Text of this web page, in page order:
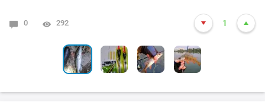
0 292 1
8 6401 7
0 2906 9
0 2499 6
0 3921 8